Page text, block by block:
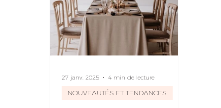
NOUVEAUTÉS ET TENDANCES
27 janv. 2025 4 min de lecture